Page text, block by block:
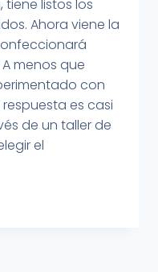
listos los
Ahora viene la
menos que
con
es casi
de un taller de
el